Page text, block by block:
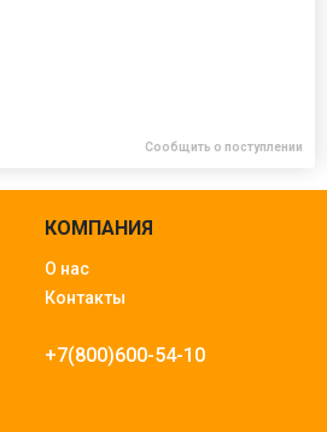
Сообщить о поступлении
КОМПАНИЯ
О нас
Контакты
+7(800)600-54-10